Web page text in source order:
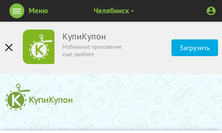
КупиКупон
Мобильное приложение
ещё удобнее
Загрузить
Меню Челябинск